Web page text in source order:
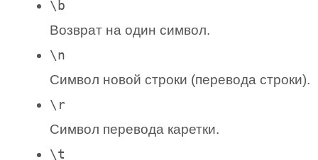
\b
Возврат на один символ.
\n
Символ новой строки (перевода строки).
\r
Символ перевода каретки.
\t